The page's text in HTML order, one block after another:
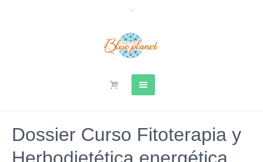
Dossier Curso Fitoterapia y